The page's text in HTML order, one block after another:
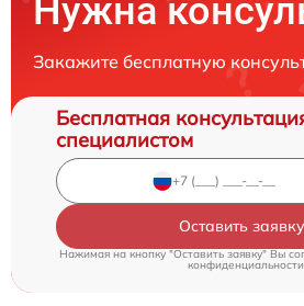
Нужна
Закажите бесплатную
Бесплатная
специалистом
Оставить заявку
Нажимая на кнопку "Оставить заявку" Вы
конфиденциальности